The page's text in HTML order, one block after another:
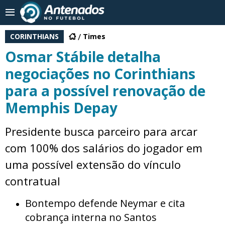
CORINTHIANS Times
Osmar Stábile detalha
negociações no Corinthians
para a possível renovação de
Memphis Depay
Presidente busca parceiro para arcar
com 100% dos salários do jogador em
uma possível extensão do vínculo
contratual
Bontempo defende Neymar e cita
cobrança interna no Santos